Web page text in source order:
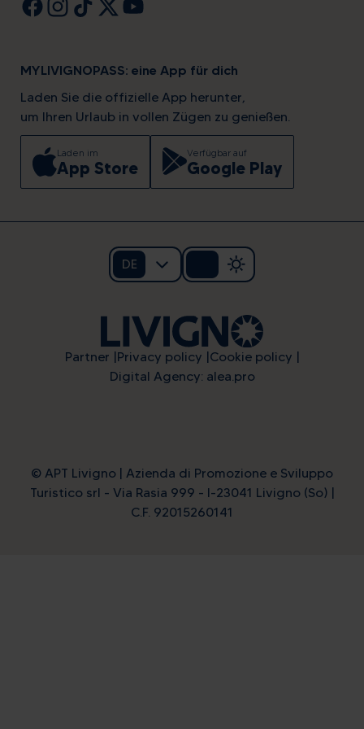
MYLIVIGNOPASS: eine App für dich
Laden Sie die offizielle App herunter,
um Ihren Urlaub in vollen Zügen zu genießen.
Laden im
App Store
Verfügbar auf
Google Play
DE
Partner Privacy policy Cookie policy
Digital Agency: alea.pro
© APT Livigno | Azienda di Promozione e Sviluppo
Turistico srl - Via Rasia 999 - I-23041 Livigno (So) |
C.F. 92015260141